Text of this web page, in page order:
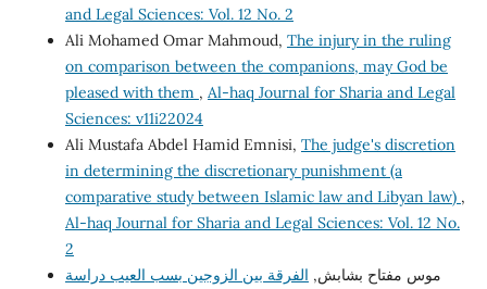
and Legal Sciences: Vol. 12 No. 2
Ali Mohamed Omar Mahmoud, The injury in the ruling
on comparison between the companions, may God be
pleased with them , Al-haq Journal for Sharia and Legal
Sciences: v11i22024
Ali Mustafa Abdel Hamid Emnisi, The judge's discretion
in determining the discretionary punishment (a
comparative study between Islamic law and Libyan law) ,
Al-haq Journal for Sharia and Legal Sciences: Vol. 12 No.
2
موس مفتاح بشابش, الفرقة بين الزوجين بسب العيب دراسة